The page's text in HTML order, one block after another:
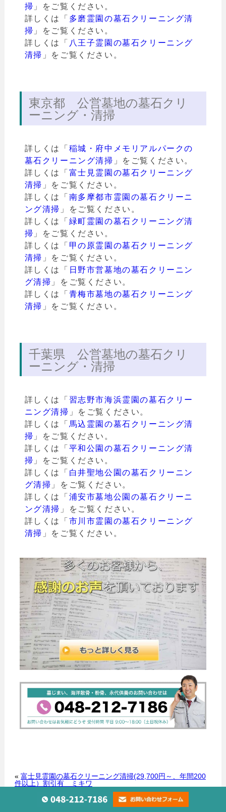
掃 」をご覧ください。
詳しくは「 多磨霊園の墓石クリーニング清
掃 」をご覧ください。
詳しくは「 八王子霊園の墓石クリーニング
清掃 」をご覧ください。
東京都 公営墓地の墓石クリ
ーニング・清掃
詳しくは「 稲城・府中メモリアルパークの
墓石クリーニング清掃 」をご覧ください。
詳しくは「 富士見霊園の墓石クリーニング
清掃 」をご覧ください。
詳しくは「 南多摩都市霊園の墓石クリーニ
ング清掃 」をご覧ください。
詳しくは「 緑町霊園の墓石クリーニング清
掃 」をご覧ください。
詳しくは「 甲の原霊園の墓石クリーニング
清掃 」をご覧ください。
詳しくは「
日野市営墓地の墓石クリーニン
グ清掃 」をご覧ください。
詳しくは「 青梅市墓地の墓石クリーニング
清掃 」をご覧ください。
千葉県 公営墓地の墓石クリ
ーニング・清掃
詳しくは「 習志野市海浜霊園の墓石クリー
ニング清掃 」をご覧ください。
詳しくは「 馬込霊園の墓石クリーニング清
掃 」をご覧ください。
詳しくは「 平和公園の墓石クリーニング清
掃 」をご覧ください。
詳しくは「 白井聖地公園の墓石クリーニン
グ清掃 」をご覧ください。
詳しくは「 浦安市墓地公園の墓石クリーニ
ング清掃 」をご覧ください。
詳しくは「 市川市霊園の墓石クリーニング
清掃 」をご覧ください。
« 富士見霊園の墓石クリーニング清掃(29,700円～、年間200
件以上）割引有 ミキワ
緑町霊園の墓石クリーニング清掃(29,700円～、年間200件以
上）割引有 ミキワ»